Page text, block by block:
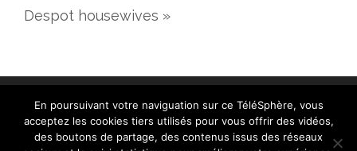
Despot housewives »
En poursuivant votre naviguation sur ce TéléSphère, vous
acceptez les cookies tiers utilisés pour vous offrir des vidéos,
des boutons de partage, des contenus issus des réseaux